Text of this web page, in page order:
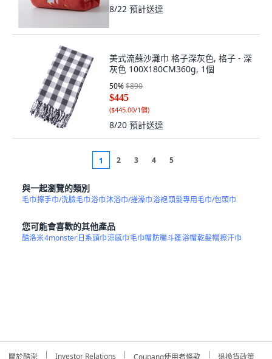
8/22 預計送達
美式流蘇沙灘巾 格子深灰色, 格子 - 深
灰色 100X180CM360g, 1個
50%$890
$445
($445.00/1個)
8/20 預計送達
1 2 3 4 5
與一起瀏覽的類別
毛巾擦手巾/洗臉毛巾浴巾沐浴巾/搓澡巾浴袍頭髮專用毛巾/包頭巾
您可能會喜歡的其他產品
酷洛米4monster日系頭巾涼感巾毛巾帽防曬斗篷浴帽乾髮帽擦汗巾
關於酷澎 Investor Relations Coupang使用者條款 退換貨政策